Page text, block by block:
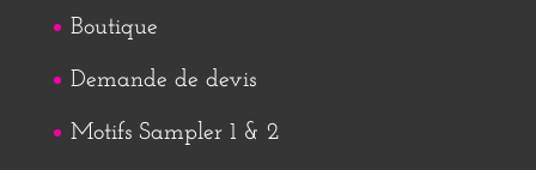
Boutique
Demande de devis
Motifs Sampler 1 & 2